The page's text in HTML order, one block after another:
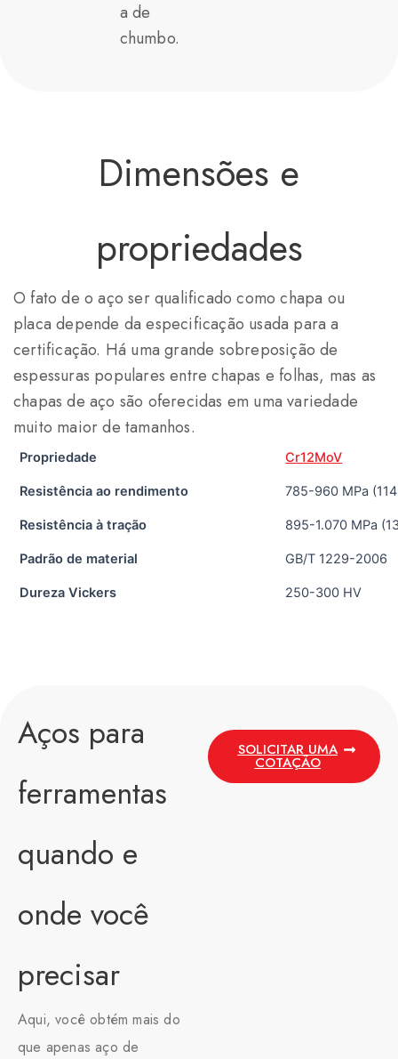
a de
chumbo.
Dimensões e
propriedades
O fato de o aço ser qualificado como chapa ou
placa depende da especificação usada para a
certificação. Há uma grande sobreposição de
espessuras populares entre chapas e folhas, mas as
chapas de aço são oferecidas em uma variedade
muito maior de tamanhos.
Propriedade Cr12MoV
Resistência ao rendimento 785-960 MPa
Resistência à tração 895-1.070 MPa
Padrão de material GB/T 1229-2006
Dureza Vickers 250-300 HV
Aços para
ferramentas
quando e
onde você
precisar
Aqui, você obtém mais do
que apenas aço de
SOLICITAR UMA
COTAÇÃO